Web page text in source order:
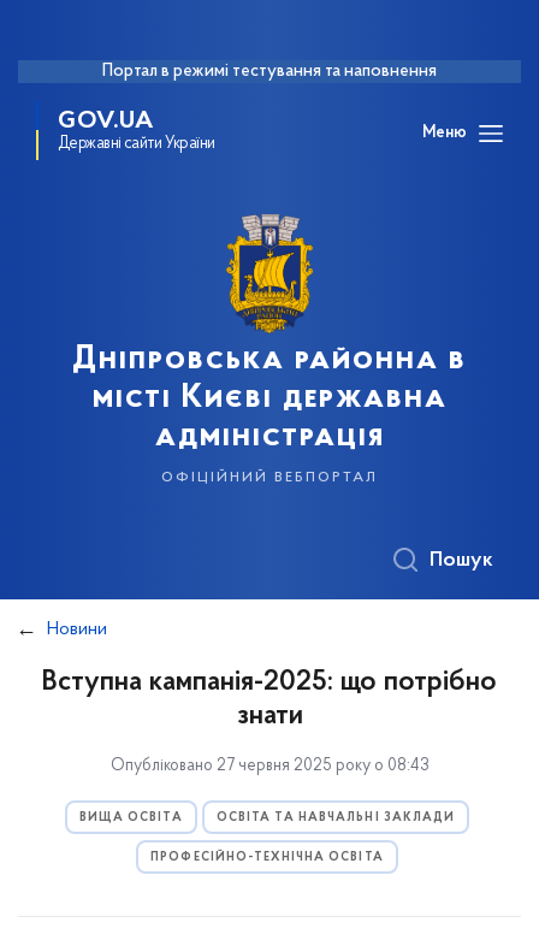
Портал в режимі тестування та наповнення
GOV.UA
Державні сайти України
Меню
Дніпровська районна в
місті Києві державна
адміністрація
офіційний вебпортал
Пошук
Новини
Вступна кампанія-2025: що потрібно
знати
Опубліковано 27 червня 2025 року о 08:43
ВИЩА ОСВІТА ОСВІТА ТА НАВЧАЛЬНІ ЗАКЛАДИ
ПРОФЕСІЙНО-ТЕХНІЧНА ОСВІТА